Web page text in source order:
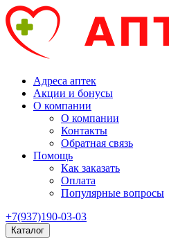
Адреса аптек
Акции и бонусы
О компании
О компании
Контакты
Обратная связь
Помощь
Как заказать
Оплата
Популярные вопросы
+7(937)190-03-03
Каталог